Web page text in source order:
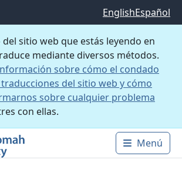
EnglishEspañol
sitio web que estás leyendo en
mediante diversos métodos.
sobre cómo el condado
del sitio web y cómo
sobre cualquier problema
con ellas.
Main
Menú